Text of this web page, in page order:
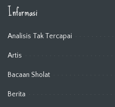
Informasi
Analisis Tak Tercapai
Artis
Bacaan Sholat
Berita